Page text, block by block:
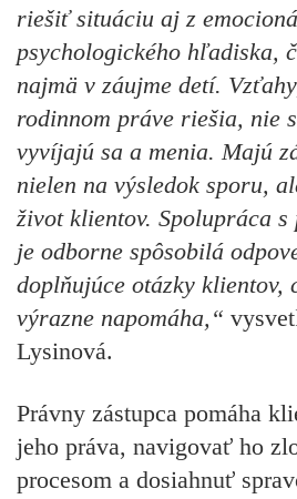
riešiť situáciu aj z
psychologického hľadiska,
najmä v záujme detí.
rodinnom práve riešia, nie
vyvíjajú sa a menia. Majú
nielen na výsledok sporu,
život klientov. Spolupráca
je odborne spôsobilá
doplňujúce otázky klientov,
výrazne napomáha,“
Lysinová.
Právny zástupca pomáha
jeho práva, navigovať ho
procesom a dosiahnuť